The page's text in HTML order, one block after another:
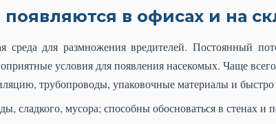
в офисах и на
для размножения вредителей. Постоянный
условия для появления насекомых. Чаще
трубопроводы, упаковочные материалы и
сладкого, мусора; способны обосноваться в стенах и